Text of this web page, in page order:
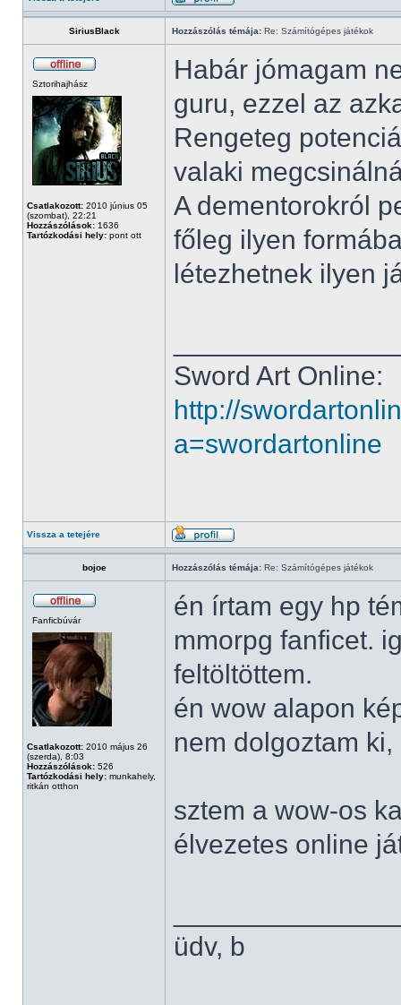
SiriusBlack Hozzászólás témája: Re: Számítógépes játékok
Sztorihajhász
Csatlakozott: 2010 június 05
(szombat), 22:21
Hozzászólások: 1636
Tartózkodási hely: pont ott
Habár jómagam
guru, ezzel az
Rengeteg
valaki
A dementorokról
főleg ilyen
létezhetnek ilyen
Sword Art Online:
http://
a=swordartonline
Vissza a tetejére
bojoe Hozzászólás témája: Re: Számítógépes játékok
Fanficbúvár
Csatlakozott: 2010 május 26
(szerda), 8:03
Hozzászólások: 526
Tartózkodási hely: munkahely,
ritkán otthon
én írtam egy hp
mmorpg fanficet.
feltöltöttem.
én wow alapon
nem dolgoztam
sztem a wow-os
élvezetes online
üdv, b